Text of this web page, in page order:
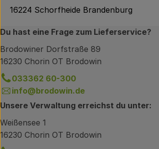
16224 Schorfheide Brandenburg
Du hast eine Frage zum Lieferservice?
Brodowiner Dorfstraße 89
16230 Chorin OT Brodowin
033362 60-300
info@brodowin.de
Unsere Verwaltung erreichst du unter:
Weißensee 1
16230 Chorin OT Brodowin